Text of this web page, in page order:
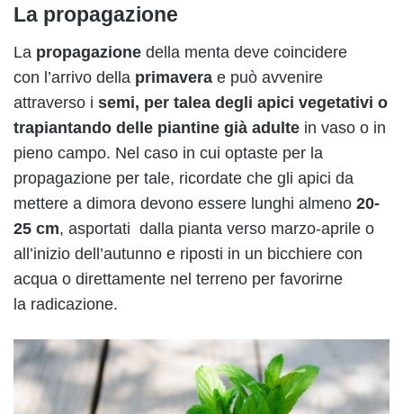
La propagazione
La propagazione della menta deve coincidere
con l’arrivo della primavera e può avvenire
attraverso i semi, per talea degli apici vegetativi o
trapiantando delle piantine già adulte in vaso o in
pieno campo. Nel caso in cui optaste per la
propagazione per tale, ricordate che gli apici da
mettere a dimora devono essere lunghi almeno 20-
25 cm, asportati dalla pianta verso marzo-aprile o
all’inizio dell’autunno e riposti in un bicchiere con
acqua o direttamente nel terreno per favorirne
la radicazione.